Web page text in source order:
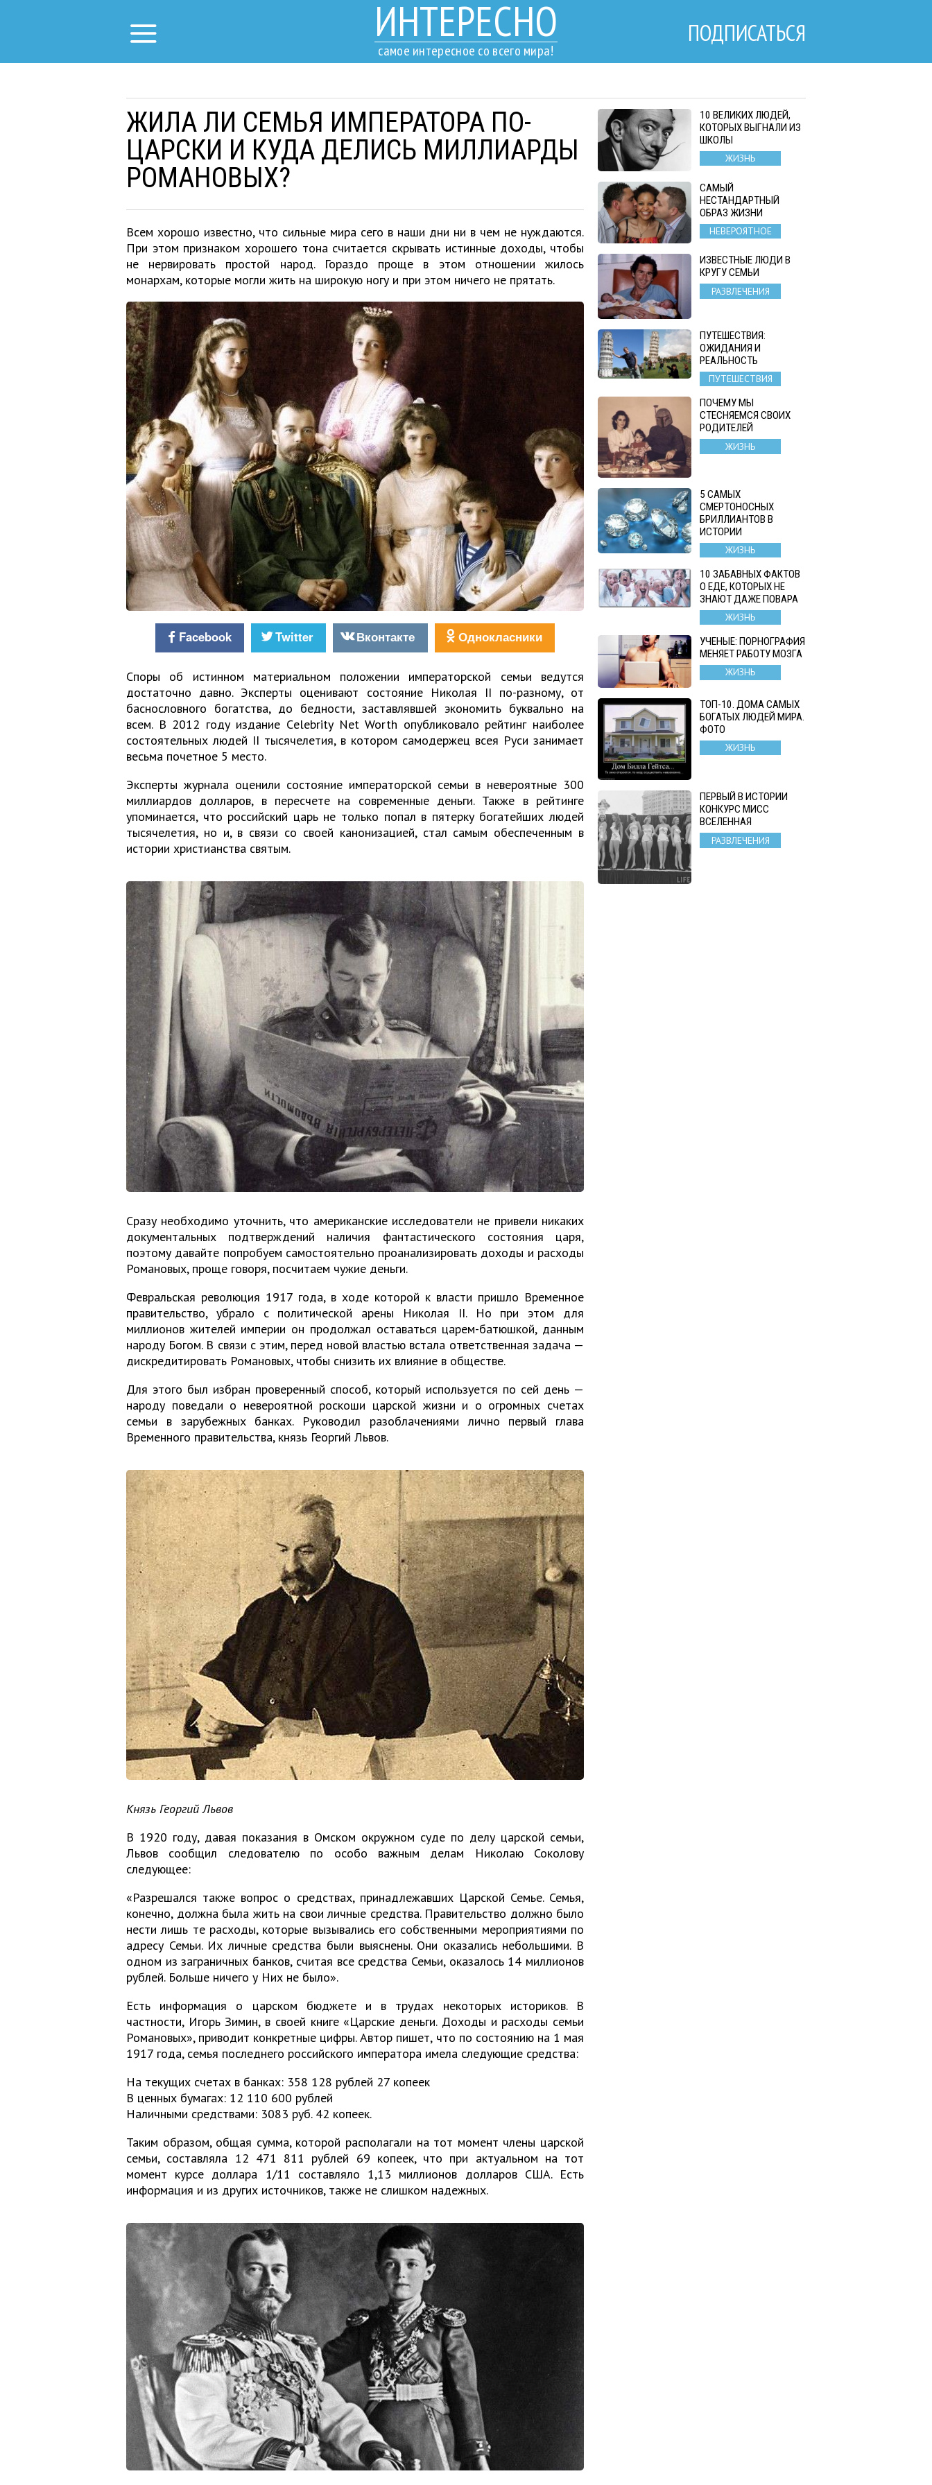
ИНТЕРЕСНО
самое интересное со всего мира!
ПОДПИСАТЬСЯ
ЖИЛА ЛИ СЕМЬЯ ИМПЕРАТОРА ПО-
ЦАРСКИ И КУДА ДЕЛИСЬ МИЛЛИАРДЫ
РОМАНОВЫХ?
Всем хорошо известно, что сильные мира сего в наши дни ни в чем не нуждаются.
При этом признаком хорошего тона считается скрывать истинные доходы, чтобы
не нервировать простой народ. Гораздо проще в этом отношении жилось
монархам, которые могли жить на широкую ногу и при этом ничего не прятать.
Facebook Twitter Вконтакте Однокласники
Споры об истинном материальном положении императорской семьи ведутся
достаточно давно. Эксперты оценивают состояние Николая II по-разному, от
баснословного богатства, до бедности, заставлявшей экономить буквально на
всем. В 2012 году издание Сelebrity Net Worth опубликовало рейтинг наиболее
состоятельных людей II тысячелетия, в котором самодержец всея Руси занимает
весьма почетное 5 место.
Эксперты журнала оценили состояние императорской семьи в невероятные 300
миллиардов долларов, в пересчете на современные деньги. Также в рейтинге
упоминается, что российский царь не только попал в пятерку богатейших людей
тысячелетия, но и, в связи со своей канонизацией, стал самым обеспеченным в
истории христианства святым.
Сразу необходимо уточнить, что американские исследователи не привели никаких
документальных подтверждений наличия фантастического состояния царя,
поэтому давайте попробуем самостоятельно проанализировать доходы и расходы
Романовых, проще говоря, посчитаем чужие деньги.
Февральская революция 1917 года, в ходе которой к власти пришло Временное
правительство, убрало с политической арены Николая II. Но при этом для
миллионов жителей империи он продолжал оставаться царем-батюшкой, данным
народу Богом. В связи с этим, перед новой властью встала ответственная задача —
дискредитировать Романовых, чтобы снизить их влияние в обществе.
Для этого был избран проверенный способ, который используется по сей день —
народу поведали о невероятной роскоши царской жизни и о огромных счетах
семьи в зарубежных банках. Руководил разоблачениями лично первый глава
Временного правительства, князь Георгий Львов.
Князь Георгий Львов
В 1920 году, давая показания в Омском окружном суде по делу царской семьи,
Львов сообщил следователю по особо важным делам Николаю Соколову
следующее:
«Разрешался также вопрос о средствах, принадлежавших Царской Семье. Семья,
конечно, должна была жить на свои личные средства. Правительство должно было
нести лишь те расходы, которые вызывались его собственными мероприятиями по
адресу Семьи. Их личные средства были выяснены. Они оказались небольшими. В
одном из заграничных банков, считая все средства Семьи, оказалось 14 миллионов
рублей. Больше ничего у Них не было».
Есть информация о царском бюджете и в трудах некоторых историков. В
частности, Игорь Зимин, в своей книге «Царские деньги. Доходы и расходы семьи
Романовых», приводит конкретные цифры. Автор пишет, что по состоянию на 1 мая
1917 года, семья последнего российского императора имела следующие средства:
На текущих счетах в банках: 358 128 рублей 27 копеек
В ценных бумагах: 12 110 600 рублей
Наличными средствами: 3083 руб. 42 копеек.
Таким образом, общая сумма, которой располагали на тот момент члены царской
семьи, составляла 12 471 811 рублей 69 копеек, что при актуальном на тот
момент курсе доллара 1/11 составляло 1,13 миллионов долларов США. Есть
информация и из других источников, также не слишком надежных.
10 ВЕЛИКИХ ЛЮДЕЙ,
КОТОРЫХ ВЫГНАЛИ ИЗ
ШКОЛЫ
ЖИЗНЬ
САМЫЙ
НЕСТАНДАРТНЫЙ
ОБРАЗ ЖИЗНИ
НЕВЕРОЯТНОЕ
ИЗВЕСТНЫЕ ЛЮДИ В
КРУГУ СЕМЬИ
РАЗВЛЕЧЕНИЯ
ПУТЕШЕСТВИЯ:
ОЖИДАНИЯ И
РЕАЛЬНОСТЬ
ПУТЕШЕСТВИЯ
ПОЧЕМУ МЫ
СТЕСНЯЕМСЯ СВОИХ
РОДИТЕЛЕЙ
ЖИЗНЬ
5 САМЫХ
СМЕРТОНОСНЫХ
БРИЛЛИАНТОВ В
ИСТОРИИ
ЖИЗНЬ
10 ЗАБАВНЫХ ФАКТОВ
О ЕДЕ, КОТОРЫХ НЕ
ЗНАЮТ ДАЖЕ ПОВАРА
ЖИЗНЬ
УЧЕНЫЕ: ПОРНОГРАФИЯ
МЕНЯЕТ РАБОТУ МОЗГА
ЖИЗНЬ
ТОП-10. ДОМА САМЫХ
БОГАТЫХ ЛЮДЕЙ МИРА.
ФОТО
ЖИЗНЬ
ПЕРВЫЙ В ИСТОРИИ
КОНКУРС МИСС
ВСЕЛЕННАЯ
РАЗВЛЕЧЕНИЯ